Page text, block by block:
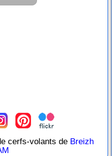
cerfs-volants de Breizh